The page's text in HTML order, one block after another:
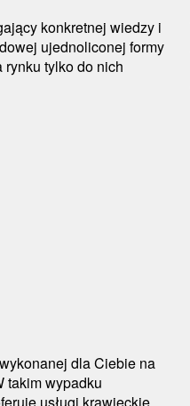
konkretnej wiedzy i
ujednoliconej formy
tylko do nich
dla Ciebie na
takim wypadku